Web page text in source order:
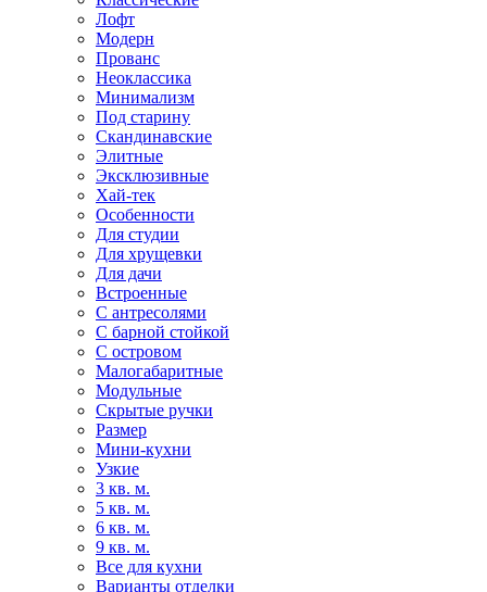
Лофт
Модерн
Прованс
Неоклассика
Минимализм
Под старину
Скандинавские
Элитные
Эксклюзивные
Хай-тек
Особенности
Для студии
Для хрущевки
Для дачи
Встроенные
С антресолями
С барной стойкой
С островом
Малогабаритные
Модульные
Скрытые ручки
Размер
Мини-кухни
Узкие
3 кв. м.
5 кв. м.
6 кв. м.
9 кв. м.
Все для кухни
Варианты отделки